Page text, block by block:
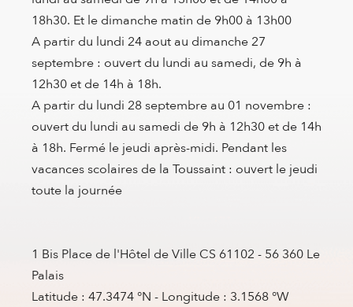
18h30. Et le dimanche matin de 9h00 à 13h00
A partir du lundi 24 aout au dimanche 27
septembre : ouvert du lundi au samedi, de 9h à
12h30 et de 14h à 18h.
A partir du lundi 28 septembre au 01 novembre :
ouvert du lundi au samedi de 9h à 12h30 et de 14h
à 18h. Fermé le jeudi après-midi. Pendant les
vacances scolaires de la Toussaint : ouvert le jeudi
toute la journée
1 Bis Place de l'Hôtel de Ville CS 61102 - 56 360 Le
Palais
Latitude : 47.3474 °N - Longitude : 3.1568 °W